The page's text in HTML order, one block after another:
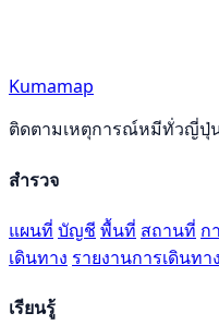
Kumamap
ติดตามเหตุการณ์หมีทั่วญี่ปุ่
สำรวจ
แผนที่ บัญชี พื้นที่ สถานที่ ก
เดินทาง รายงานการเดินทาง
เรียนรู้